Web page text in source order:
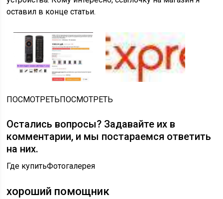
оставил в конце статьи.
ПОСМОТРЕТЬПОСМОТРЕТЬ
Остались вопросы? Задавайте их в
комментарии, и мы постараемся ответить
на них.
Где купитьФотогалерея
хороший помощник